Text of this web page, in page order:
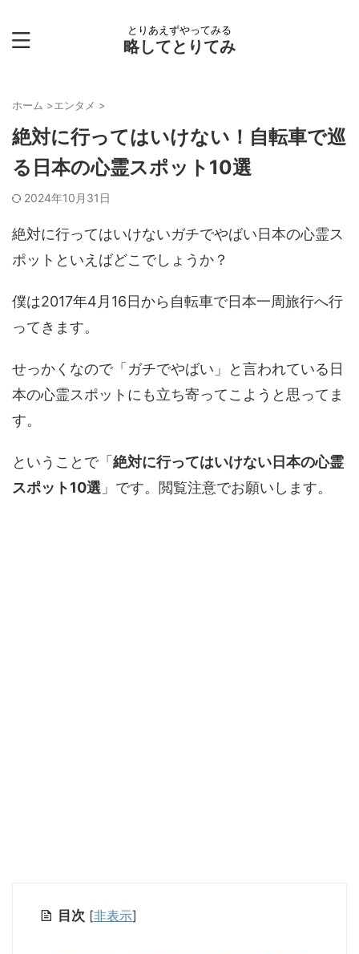
とりあえずやってみる
略してとりてみ
ホーム >エンタメ >
絶対に行ってはいけない！自転車で巡
る日本の心霊スポット10選
2024年10月31日
絶対に行ってはいけないガチでやばい日本の心霊ス
ポットといえばどこでしょうか？
僕は2017年4月16日から自転車で日本一周旅行へ行
ってきます。
せっかくなので「ガチでやばい」と言われている日
本の心霊スポットにも立ち寄ってこようと思ってま
す。
ということで「 絶対に行ってはいけない日本の心霊
スポット10選 」です。閲覧注意でお願いします。
目次 [非表示]